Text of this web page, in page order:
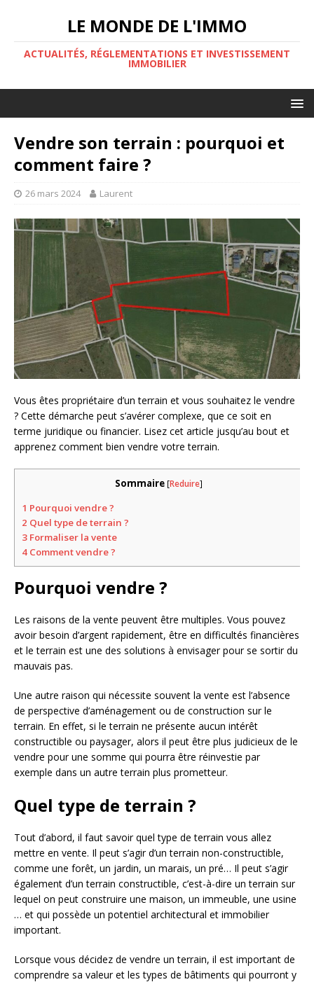
LE MONDE DE L'IMMO
ACTUALITÉS, RÉGLEMENTATIONS ET INVESTISSEMENT
IMMOBILIER
Vendre son terrain : pourquoi et
comment faire ?
26 mars 2024 Laurent
Vous êtes propriétaire d’un terrain et vous souhaitez le vendre
? Cette démarche peut s’avérer complexe, que ce soit en
terme juridique ou financier. Lisez cet article jusqu’au bout et
apprenez comment bien vendre votre terrain.
Sommaire [Reduire]
1 Pourquoi vendre ?
2 Quel type de terrain ?
3 Formaliser la vente
4 Comment vendre ?
Pourquoi vendre ?
Les raisons de la vente peuvent être multiples. Vous pouvez
avoir besoin d’argent rapidement, être en difficultés financières
et le terrain est une des solutions à envisager pour se sortir du
mauvais pas.
Une autre raison qui nécessite souvent la vente est l’absence
de perspective d’aménagement ou de construction sur le
terrain. En effet, si le terrain ne présente aucun intérêt
constructible ou paysager, alors il peut être plus judicieux de le
vendre pour une somme qui pourra être réinvestie par
exemple dans un autre terrain plus prometteur.
Quel type de terrain ?
Tout d’abord, il faut savoir quel type de terrain vous allez
mettre en vente. Il peut s’agir d’un terrain non-constructible,
comme une forêt, un jardin, un marais, un pré… Il peut s’agir
également d’un terrain constructible, c’est-à-dire un terrain sur
lequel on peut construire une maison, un immeuble, une usine
… et qui possède un potentiel architectural et immobilier
important.
Lorsque vous décidez de vendre un terrain, il est important de
comprendre sa valeur et les types de bâtiments qui pourront y